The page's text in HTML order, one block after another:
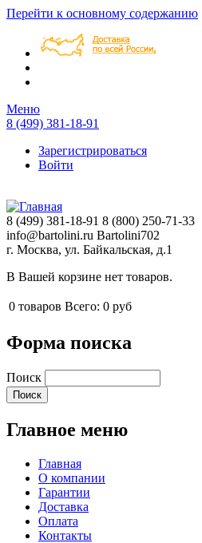
Перейти к основному содержанию
Меню
8 (499) 381-18-91
Зарегистрироваться
Войти
8 (499) 381-18-91 8 (800) 250-71-33
info@bartolini.ru Bartolini702
г. Москва, ул. Байкальская, д.1
В Вашей корзине нет товаров.
0 товаров Всего: 0 руб
Форма поиска
Поиск
Главное меню
Главная
О компании
Гарантии
Доставка
Оплата
Контакты